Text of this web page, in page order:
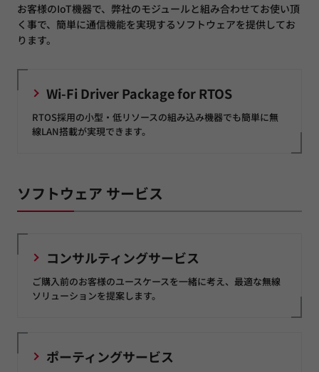
お客様のIoT機器で、弊社のモジュールと組み合わせてお使い頂
く事で、簡単に通信機能を実現するソフトウェアを提供してお
ります。
Wi-Fi Driver Package for RTOS
RTOS採用の小型・低リソースの組み込み機器でも簡単に無
線LAN搭載が実現できます。
ソフトウェア サービス
コンサルティングサービス
ご購入前のお客様のユースケースを一緒に考え、最適な無線
ソリューションを提案します。
ポーティングサービス